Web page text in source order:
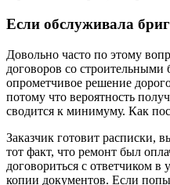
Если обслуживала
Довольно часто по этому
договоров со строительными
опрометчивое решение
потому что вероятность
сводится к минимуму. Как
Заказчик готовит расписки,
тот факт, что ремонт был
договориться с ответчиком
копии документов. Если